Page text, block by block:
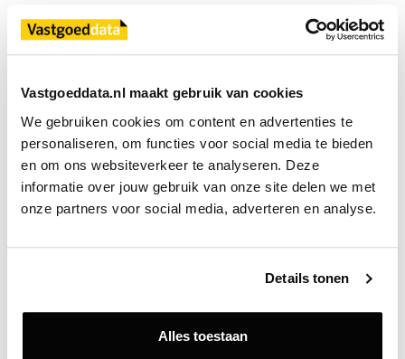
Vastgoeddata.nl maakt gebruik van cookies
We gebruiken cookies om content en advertenties te
personaliseren, om functies voor social media te bieden
en om ons websiteverkeer te analyseren. Deze
informatie over jouw gebruik van onze site delen we met
onze partners voor social media, adverteren en analyse.
Details tonen
Alles toestaan
sterke klantbediening essentieel.
van Ast versterken we ons relatiemanagement met
jarenlange ervaring. Ik ben ervan overtuigd dat we
hiermee een goede basis leggen voor duurzame
groei en een nog hechtere relatie met onze
investeerders. Daarmee versterken we onze positie
als partner die investeerders zowel rendement als
uitmuntende service en continuïteit biedt.'